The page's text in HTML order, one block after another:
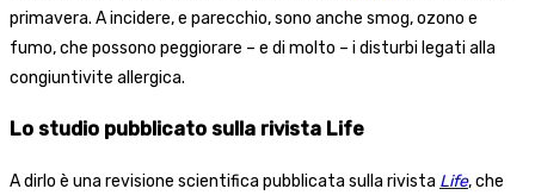
primavera. A incidere, e parecchio, sono anche smog, ozono e
fumo, che possono peggiorare – e di molto – i disturbi legati alla
congiuntivite allergica.
Lo studio pubblicato sulla rivista Life
A dirlo è una revisione scientifica pubblicata sulla rivista Life, che